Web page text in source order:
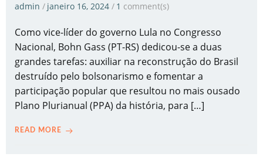
admin / janeiro 16, 2024 / 1 comment(s)
Como vice-líder do governo Lula no Congresso
Nacional, Bohn Gass (PT-RS) dedicou-se a duas
grandes tarefas: auxiliar na reconstrução do Brasil
destruído pelo bolsonarismo e fomentar a
participação popular que resultou no mais ousado
Plano Plurianual (PPA) da história, para […]
READ MORE